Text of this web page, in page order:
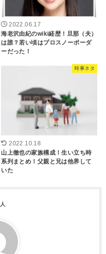
2022.06.17
海老沢由紀のwiki経歴！旦那（夫）
は誰？若い頃はプロスノーボーダ
ーだった！
時事ネタ
2022.10.18
山上徹也の家族構成！生い立ち時
系列まとめ！父親と兄は他界して
いた